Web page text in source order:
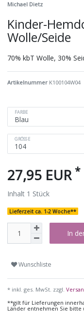
Michael Dietz
Kinder-
Wolle/Seide
70% kbT Wolle, 30%
Artikelnummer K100104W04
FARBE
GRÖSSE
27,95 EUR *
Inhalt 1 Stück
Lieferzeit ca. 1-2 Woche**
In
Wunschliste
* inkl. ges. MwSt. zzgl.
**gilt für Lieferungen
Länder entnehmen Sie bitte